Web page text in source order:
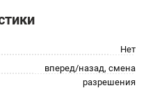
Нет
вперед/назад, смена
разрешения